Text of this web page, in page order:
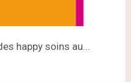
happy soins au...